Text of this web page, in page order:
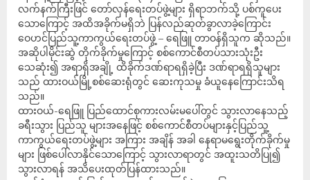
လက်နက်ကြီးဖြင် တော်လှန်ရေးတပ်ဖွဲ့များ ရှိရာဘက်သို့ ပစ်ကူပေး
သောကြောင့် အထိအခိုက်မရှိဘဲ ပြန်လည်ဆုတ်ခွာလာခဲ့ကြောင်း
ဝေဟင်ပြည်သူ့ကာကွယ်ရေးတပ်ဖွဲ့ – ရေဖြူ တာဝန်ရှိသူက ဆိုသည်။
အဆိုပါမိုင်းဆွဲ တိုက်ခိုက်မှုကြောင့် စစ်ကောင်စီတပ်သားသုံးဦး
သေဆုံး၍ အရာရှိအချို့ ထိခိုက်ဒဏ်ရာရရှိခဲ့ပြီး ဒဏ်ရာရရှိသူများ
သည် ထားဝယ်မြို့စစ်ဆေးရုံတွင် ဆေးကုသမှု ခံယူနေကြောင်းသိရ
သည်။
ထားဝယ်-ရေဖြူ ပြည်ထောင်စုကားလမ်းမပေါ်တွင် သွားလာနေသည့်
ခရီးသွား ပြည်သူ များအနေဖြင့် စစ်ကောင်စီတပ်များနှင့်ပြည်သူ့
ကာကွယ်ရေးတပ်ဖွဲ့များ အကြား အချိန် အခါ နေရာမရွေးတိုက်ခိုက်မှု
များ ဖြစ်ပေါ်လာနိုင်သောကြောင့် သွားလာရာတွင် အထူးသတိပြု၍
သွားလာရန် အသိပေးထုတ်ပြန်ထားသည်။